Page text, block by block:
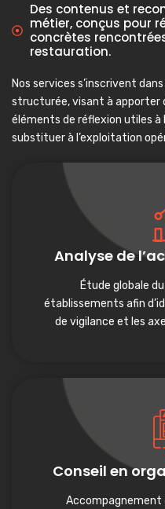
Des contenus et
métier, conçus pour
concrètes
restauration.
Nos services s’inscrivent
structurée, visant à apporter
éléments de réflexion utiles à
substituer à l’exploitation
Analyse de
Étude globale
établissements afin
de vigilance et les
Conseil en
Accompagnement